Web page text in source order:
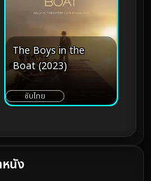
The Boys in the
Boat (2023)
ซับไทย
หนัง